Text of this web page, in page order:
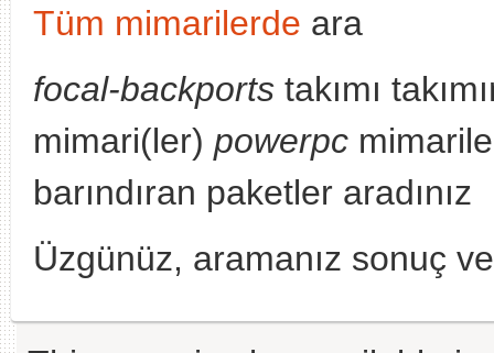
Tüm mimarilerde ara
focal-backports takımı
mimari(ler) powerpc
barındıran paketler aradınız
Üzgünüz, aramanız sonuç